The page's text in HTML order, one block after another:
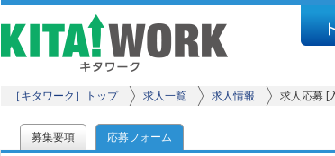
［キタワーク］トップ 求人一覧 求人情報 求人応募 [
募集要項 応募フォーム